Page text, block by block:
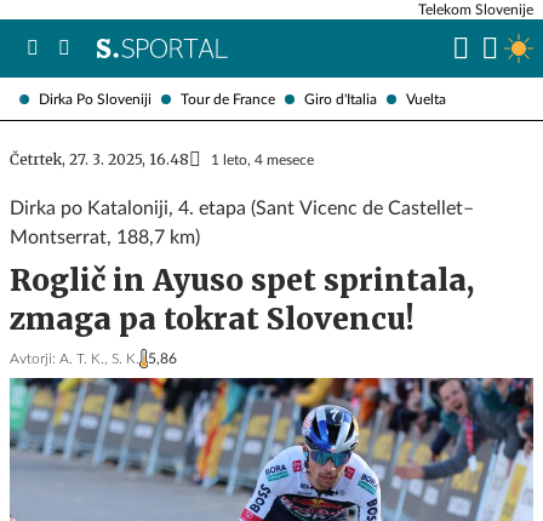
Dirka Po Sloveniji Tour de France Giro d'Italia Vuelta
Telekom Slovenije
Četrtek, 27. 3. 2025, 16.48 1 leto, 4 mesece
Dirka po Kataloniji, 4. etapa (Sant Vicenc de Castellet–
Montserrat, 188,7 km)
Roglič in Ayuso spet sprintala,
zmaga pa tokrat Slovencu!
Avtorji: A. T. K., S. K. 5,86